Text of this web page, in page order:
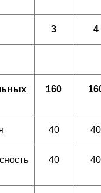
3 4
160
40 40
40 40